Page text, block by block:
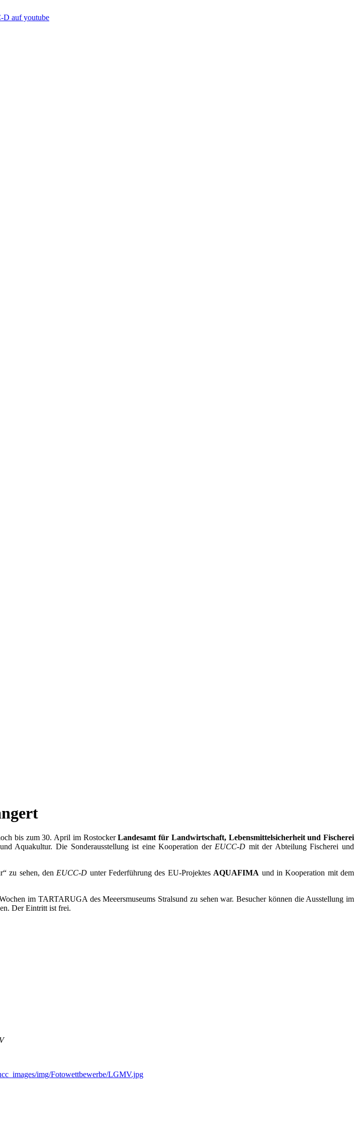
D auf youtube
bis zum 30. April im RostockerLandesamt für Landwirtschaft, Lebensmittelsicherheit und Fischerei
Aquakultur. Die Sonderausstellung ist eine Kooperation der EUCC-D mit der Abteilung Fischerei und
zu sehen, den EUCC-D unter Federführung des EU-Projektes AQUAFIMA und in Kooperation mit dem
im TARTARUGA des Meeersmuseums Stralsund zu sehen war. Besucher können die Ausstellung im
Der Eintritt ist frei.